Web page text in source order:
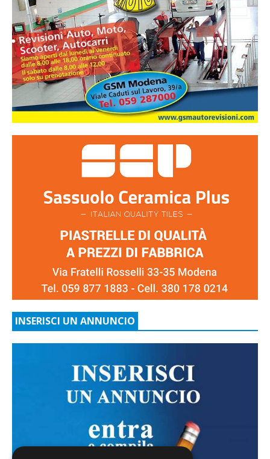
INSERISCI UN ANNUNCIO